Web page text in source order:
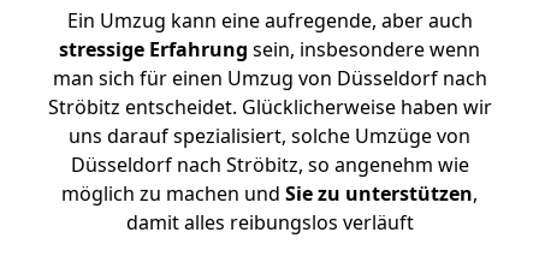
Ein Umzug kann eine aufregende, aber auch
stressige Erfahrung sein, insbesondere wenn
man sich für einen Umzug von Düsseldorf nach
Ströbitz entscheidet. Glücklicherweise haben wir
uns darauf spezialisiert, solche Umzüge von
Düsseldorf nach Ströbitz, so angenehm wie
möglich zu machen und Sie zu unterstützen,
damit alles reibungslos verläuft